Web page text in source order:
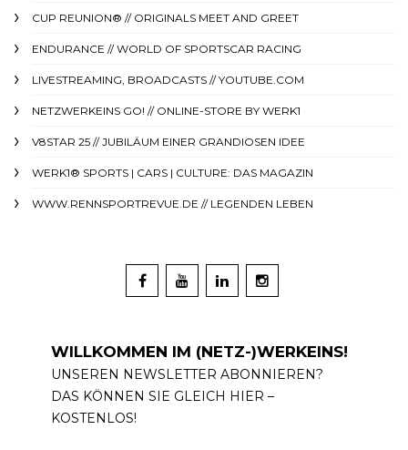
CUP REUNION® // ORIGINALS MEET AND GREET
ENDURANCE // WORLD OF SPORTSCAR RACING
LIVESTREAMING, BROADCASTS // YOUTUBE.COM
NETZWERKEINS GO! // ONLINE-STORE BY WERK1
V8STAR 25 // JUBILÄUM EINER GRANDIOSEN IDEE
WERK1® SPORTS | CARS | CULTURE: DAS MAGAZIN
WWW.RENNSPORTREVUE.DE // LEGENDEN LEBEN
WILLKOMMEN IM (NETZ-)WERKEINS!
UNSEREN NEWSLETTER ABONNIEREN?
DAS KÖNNEN SIE GLEICH HIER –
KOSTENLOS!